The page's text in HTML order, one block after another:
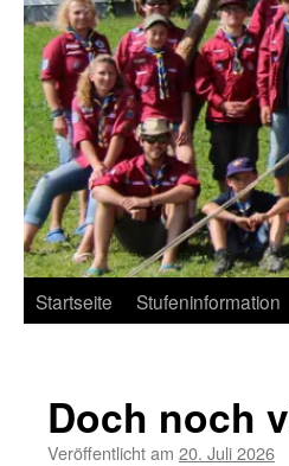
Startseite Stufeninformation
Doch noch
Veröffentlicht am 20. Juli 2026